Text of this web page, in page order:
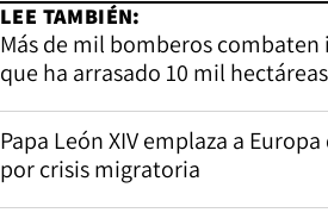
LEE TAMBIÉN:
Más de mil bomberos
que ha arrasado 10 mil
Papa León XIV emplaza a
por crisis migratoria